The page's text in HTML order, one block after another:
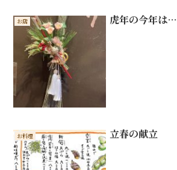
お店 虎年の今年は…
お料理 立春の献立